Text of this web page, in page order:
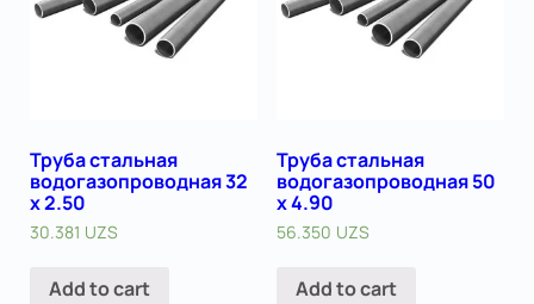
Труба стальная
водогазопроводная 32
х 2.50
30.381 UZS
Add to cart
Труба стальная
водогазопроводная 50
х 4.90
56.350 UZS
Add to cart